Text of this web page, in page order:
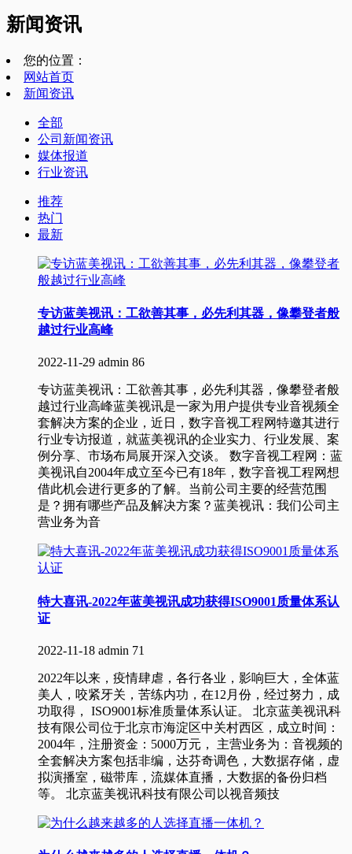
新闻资讯
您的位置：
网站首页
新闻资讯
全部
公司新闻资讯
媒体报道
行业资讯
推荐
热门
最新
专访蓝美视讯：工欲善其事，必先利其器，像攀登者般
越过行业高峰
2022-11-29 admin 86
专访蓝美视讯：工欲善其事，必先利其器，像攀登者般
越过行业高峰蓝美视讯是一家为用户提供专业音视频全
套解决方案的企业，近日，数字音视工程网特邀其进行
行业专访报道，就蓝美视讯的企业实力、行业发展、案
例分享、市场布局展开深入交谈。 数字音视工程网：蓝
美视讯自2004年成立至今已有18年，数字音视工程网想
借此机会进行更多的了解。当前公司主要的经营范围
是？拥有哪些产品及解决方案？蓝美视讯：我们公司主
营业务为音
特大喜讯-2022年蓝美视讯成功获得ISO9001质量体系认
证
2022-11-18 admin 71
2022年以来，疫情肆虐，各行各业，影响巨大，全体蓝
美人，咬紧牙关，苦练内功，在12月份，经过努力，成
功取得， ISO9001标准质量体系认证。 北京蓝美视讯科
技有限公司位于北京市海淀区中关村西区，成立时间：
2004年，注册资金：5000万元， 主营业务为：音视频的
全套解决方案包括非编，达芬奇调色，大数据存储，虚
拟演播室，磁带库，流媒体直播，大数据的备份归档
等。 北京蓝美视讯科技有限公司以视音频技